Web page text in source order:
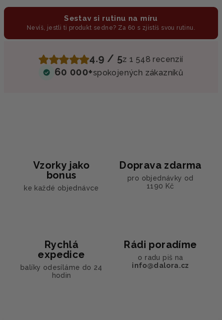
Sestav si rutinu na míru
Nevíš, jestli ti produkt sedne? Za 60 s zjistíš svou rutinu.
4.9 / 5z 1 548 recenzií
60 000+spokojených zákazníků
Vzorky jako
bonus
ke každé objednávce
Doprava zdarma
pro objednávky od
1190 Kč
Rychlá
expedice
balíky odesíláme do 24
hodin
Rádi poradíme
o radu piš na
info@dalora.cz